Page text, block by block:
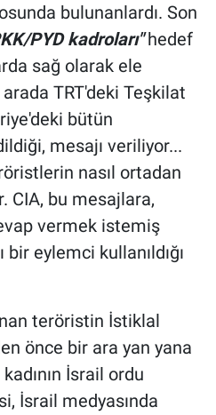
bulunanlardı. Son
PYD kadroları"hedef
sağ olarak ele
TRT'deki Teşkilat
bütün
mesajı veriliyor...
nasıl ortadan
CIA, bu mesajlara,
vermek istemiş
eylemci kullanıldığı
teröristin İstiklal
önce bir ara yan yana
İsrail ordu
İsrail medyasında